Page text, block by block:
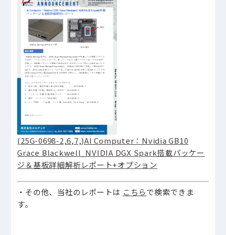
(25G-0698-2,6,7,)AI Computer：Nvidia GB10
Grace Blackwell_NVIDIA DGX Spark搭載パッケー
ジ＆基板詳細解析レポート+オプション
・その他、当社のレポートは こちらで検索できま
す。